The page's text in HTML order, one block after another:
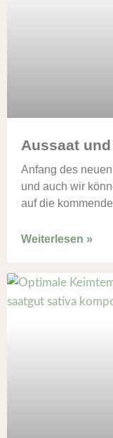
Aussaat
Anfang des
und auch wir
auf die
Weiterlesen »